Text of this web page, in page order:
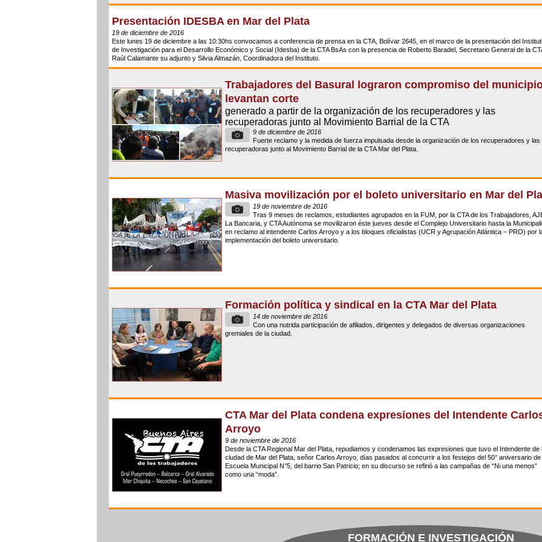
Presentación IDESBA en Mar del Plata
19 de diciembre de 2016
Este lunes 19 de diciembre a las 10:30hs convocamos a conferencia de prensa en la CTA, Bolívar 2645, en el marco de la presentación del
de Investigación para el Desarrollo Económico y Social (Idesba) de la CTA BsAs con la presencia de Roberto Baradel, Secretario General de la
Raúl Calamante su adjunto y Silvia Almazán, Coordinadora del Instituto.
Trabajadores del Basural lograron compromiso del
levantan corte
generado a partir de la organización de los recuperadores y las
recuperadoras junto al Movimiento Barrial de la CTA
9 de diciembre de 2016
Fuerte reclamo y la medida de fuerza impulsada desde la organización de los recuperadores y las
recuperadoras junto al Movimiento Barrial de la CTA Mar del Plata.
Masiva movilización por el boleto universitario en Mar del
19 de noviembre de 2016
Tras 9 meses de reclamos, estudiantes agrupados en la FUM, por la CTA de los Trabajadores,
La Bancaria, y CTA Autónoma se movilizaron éste jueves desde el Complejo Universitario hasta la
en reclamo al intendente Carlos Arroyo y a los bloques oficialistas (UCR y Agrupación Atlántica – PRO) por
implementación del boleto universitario.
Formación política y sindical en la CTA Mar del Plata
14 de noviembre de 2016
Con una nutrida participación de afiliados, dirigentes y delegados de diversas organizaciones
gremiales de la ciudad.
CTA Mar del Plata condena expresiones del Intendente
Arroyo
9 de noviembre de 2016
Desde la CTA Regional Mar del Plata, repudiamos y condenamos las expresiones que tuvo el Intendente de
ciudad de Mar del Plata, señor Carlos Arroyo, días pasados al concurrir a los festejos del 50° aniversario de
Escuela Municipal N°5, del barrio San Patricio; en su discurso se refirió a las campañas de “Ni una menos”
como una “moda”.
FORMACIÓN E INVESTIGACIÓN